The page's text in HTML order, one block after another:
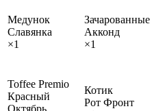
Медунок
Славянка
×1
Зачарованные
Акконд
×1
Toffee Premio
Красный
Октябрь
Котик
Рот Фронт